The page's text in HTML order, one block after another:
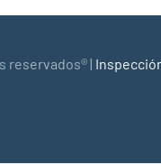
reservados® |